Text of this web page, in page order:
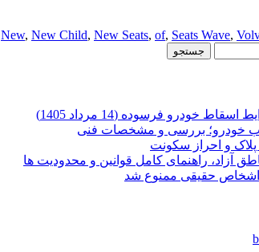
New, New Child, New Seats, of, Seats Wave,
خودرو فرسوده (14 مرداد 1405)
و احراز سکونت
آزاد، راهنمای کامل قوانین و محدودیت ها
حقیقی ممنوع شد